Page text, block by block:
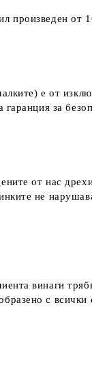
произведен
е от
за
от нас
не
винаги
с